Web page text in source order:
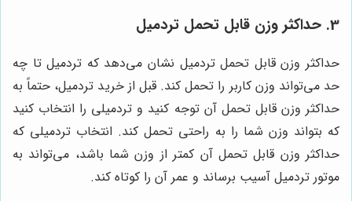
3. حداکثر وزن قابل تحمل تردمیل
حداکثر وزن قابل تحمل تردمیل نشان می‌دهد که تردمیل تا چه
حد می‌تواند وزن کاربر را تحمل کند. قبل از خرید تردمیل، حتماً به
حداکثر وزن قابل تحمل آن توجه کنید و تردمیلی را انتخاب کنید
که بتواند وزن شما را به راحتی تحمل کند. انتخاب تردمیلی که
حداکثر وزن قابل تحمل آن کمتر از وزن شما باشد، می‌تواند به
موتور تردمیل آسیب برساند و عمر آن را کوتاه کند.